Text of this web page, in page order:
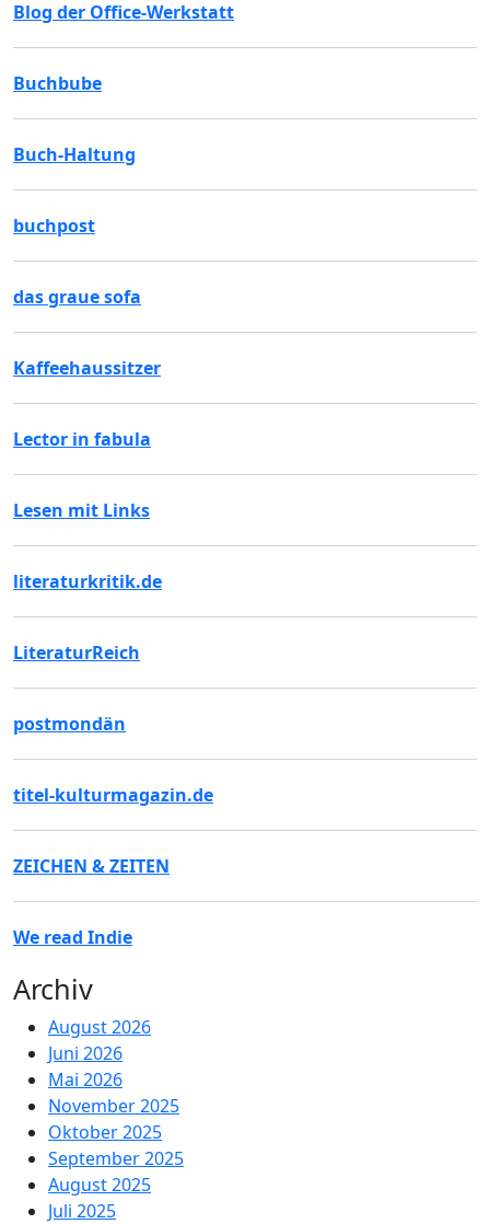
Blog der Office-Werkstatt
Buchbube
Buch-Haltung
buchpost
das graue sofa
Kaffeehaussitzer
Lector in fabula
Lesen mit Links
literaturkritik.de
LiteraturReich
postmondän
titel-kulturmagazin.de
ZEICHEN & ZEITEN
We read Indie
Archiv
August 2026
Juni 2026
Mai 2026
November 2025
Oktober 2025
September 2025
August 2025
Juli 2025